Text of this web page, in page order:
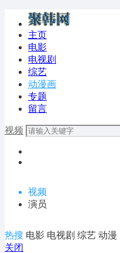
主页
电影
电视剧
综艺
动漫画
专题
留言
视频
视频
演员
热搜 电影 电视剧 综艺 动漫
关闭